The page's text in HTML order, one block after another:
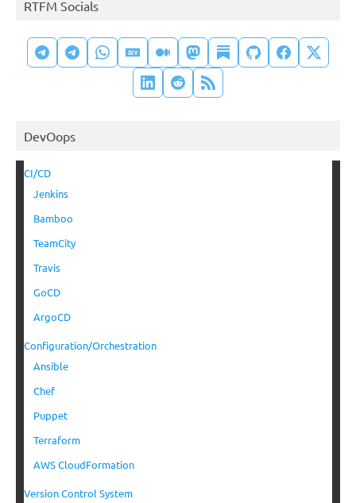
RTFM Socials
DevOops
CI/CD
Jenkins
Bamboo
TeamCity
Travis
GoCD
ArgoCD
Configuration/Orchestration
Ansible
Chef
Puppet
Terraform
AWS CloudFormation
Version Control System